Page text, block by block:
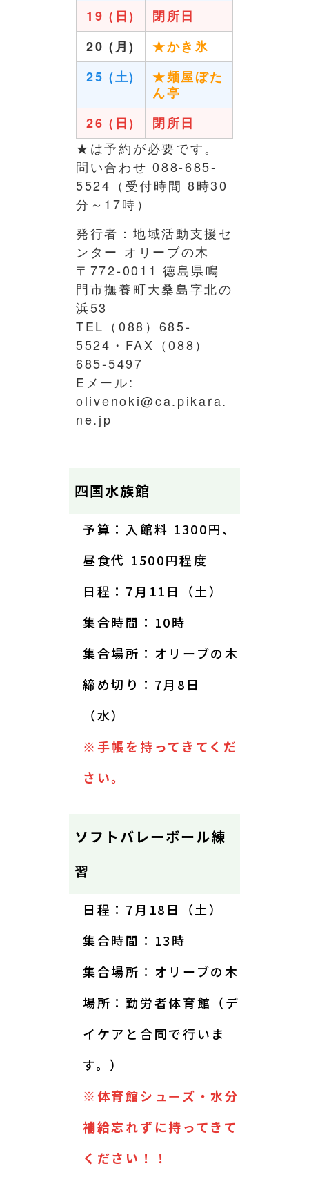
19 (日)
閉所日
20 (月)
★かき氷
25 (土)
★麺屋ぼた
ん亭
26 (日)
閉所日
★は予約が必要です。
問い合わせ 088-685-
5524（受付時間 8時30
分～17時）
発行者：地域活動支援セ
ンター オリーブの木
〒772-0011 徳島県鳴
門市撫養町大桑島字北の
浜53
TEL（088）685-
5524・FAX（088）
685-5497
Eメール:
olivenoki@ca.pikara.
ne.jp
四国水族館
予算：入館料 1300円、
昼食代 1500円程度
日程：7月11日（土）
集合時間：10時
集合場所：オリーブの木
締め切り：7月8日
（水）
※手帳を持ってきてくだ
さい。
ソフトバレーボール練
習
日程：7月18日（土）
集合時間：13時
集合場所：オリーブの木
場所：勤労者体育館（デ
イケアと合同で行いま
す。）
※体育館シューズ・水分
補給忘れずに持ってきて
ください！！